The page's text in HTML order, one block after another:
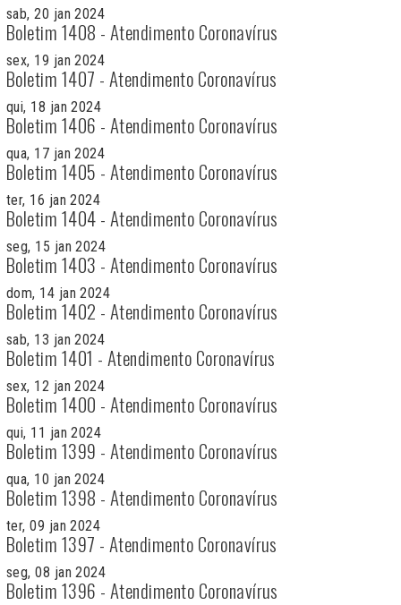
sab, 20 jan 2024
Boletim 1408 - Atendimento Coronavírus
sex, 19 jan 2024
Boletim 1407 - Atendimento Coronavírus
qui, 18 jan 2024
Boletim 1406 - Atendimento Coronavírus
qua, 17 jan 2024
Boletim 1405 - Atendimento Coronavírus
ter, 16 jan 2024
Boletim 1404 - Atendimento Coronavírus
seg, 15 jan 2024
Boletim 1403 - Atendimento Coronavírus
dom, 14 jan 2024
Boletim 1402 - Atendimento Coronavírus
sab, 13 jan 2024
Boletim 1401 - Atendimento Coronavírus
sex, 12 jan 2024
Boletim 1400 - Atendimento Coronavírus
qui, 11 jan 2024
Boletim 1399 - Atendimento Coronavírus
qua, 10 jan 2024
Boletim 1398 - Atendimento Coronavírus
ter, 09 jan 2024
Boletim 1397 - Atendimento Coronavírus
seg, 08 jan 2024
Boletim 1396 - Atendimento Coronavírus